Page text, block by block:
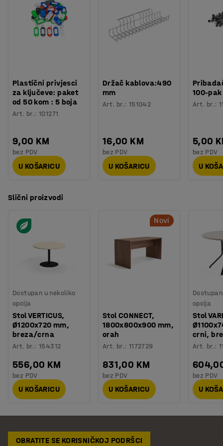
Stol VERTICUS je dio našeg asortimana stolova i
dostupan je u nekoliko različitih veličina. Zbog toga je
jednostavno kombinirati stolove različitih visina kako bi
se stvorilo dinamično okruženje koje potiče ugodne
Materijal površine ploče
Specifikacija materijala
Kronospan - 8100 SM
Boja postolja: Bijela
Broj za boju postolja
RAL 9016
Težina: 34,45 kg
Montaža: Dolazi nesastavljeno
Testirano: EN 15372
Plastični privjesci
za ključeve: paket
od 50 kom : 5 boja
Art. br.:101271
9,00 KM
bez PDV
U KOŠARICU
Držač kablova:490
mm
Art. br.: 151042
16,00 KM
bez PDV
U KOŠARICU
100-pak
Art. br.:
5,00
bez PDV
U
Slični proizvodi
Dostupan u nekoliko
opcija
Stol VERTICUS,
Ø1200x720 mm,
breza/crna
Art. br.:154312
556,00 KM
bez PDV
U KOŠARICU
Novi
Stol CONNECT,
1800x800x900 mm,
orah
Art. br.: 1172729
831,00 KM
bez PDV
U KOŠARICU
opcija
Stol
crni,
Art. br.:
bez PDV
U
OBRATITE SE KORISNIČKOJ PODRŠCI